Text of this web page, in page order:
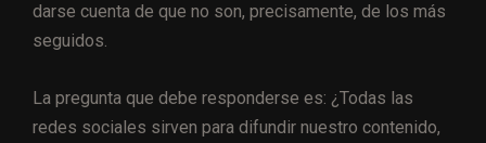
darse cuenta de que no son, precisamente, de los más
seguidos.
La pregunta que debe responderse es: ¿Todas las
redes sociales sirven para difundir nuestro contenido,